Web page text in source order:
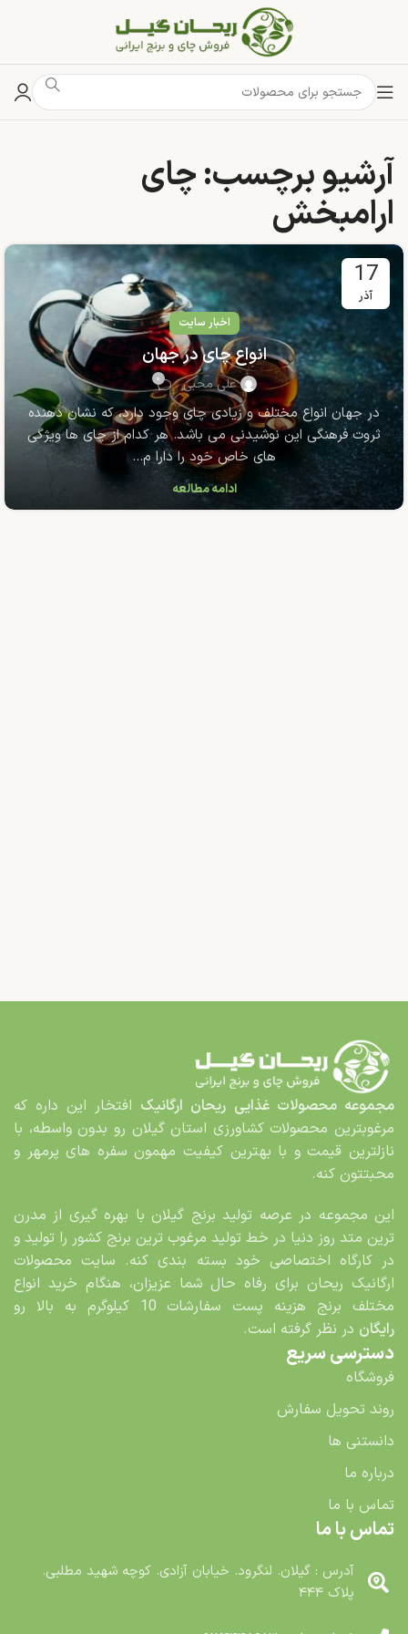
آرشیو برچسب: چای
ارامبخش
17
آذر
اخبار سایت
انواع چای در جهان
علی محبی ۰
در جهان انواع مختلف و زیادی چای وجود دارد، که نشان دهنده
ثروت فرهنگی این نوشیدنی می باشد. هر کدام از چای ها ویژگی
های خاص خود را دارا م...
ادامه مطالعه
مجموعه محصولات غذایی ریحان ارگانیک افتخار این داره که
مرغوب­ترین محصولات کشاورزی استان گیلان رو بدون واسطه، با
نازلترین قیمت و با بهترین کیفیت مهمون سفره های پرمهر و
محبت­تون کنه.
این مجموعه در عرصه تولید برنج گیلان با بهره گیری از مدرن
ترین متد روز دنیا در خط تولید مرغوب ترین برنج کشور را تولید و
در کارگاه اختصاصی خود بسته بندی کنه. سایت محصولات
ارگانیک ریحان برای رفاه حال شما عزیزان، هنگام خرید انواع
مختلف برنج هزینه پست سفارشات 10 کیلوگرم به بالا رو
رایگان در نظر گرفته است.
دسترسی سریع
فروشگاه
روند تحویل سفارش
دانستنی ها
درباره ما
تماس با ما
تماس با ما
آدرس : گیلان. لنگرود. خیابان آزادی. کوچه شهید مطلبی.
پلاک ۴۴۴